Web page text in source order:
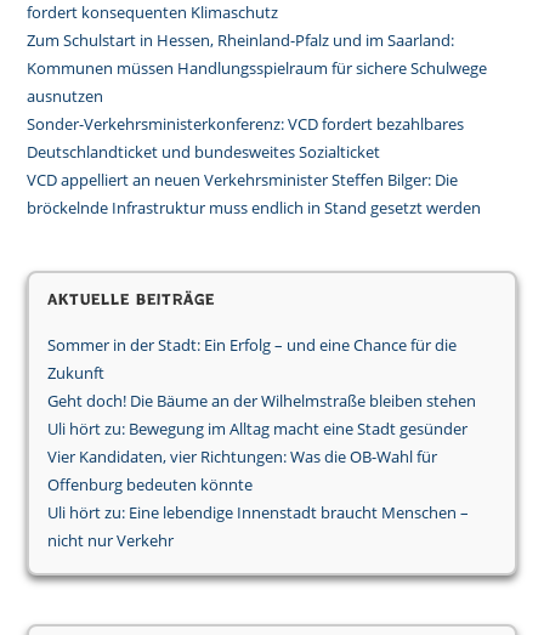
fordert konsequenten Klimaschutz
Zum Schulstart in Hessen, Rheinland-Pfalz und im Saarland:
Kommunen müssen Handlungsspielraum für sichere Schulwege
ausnutzen
Sonder-Verkehrsministerkonferenz: VCD fordert bezahlbares
Deutschlandticket und bundesweites Sozialticket
VCD appelliert an neuen Verkehrsminister Steffen Bilger: Die
bröckelnde Infrastruktur muss endlich in Stand gesetzt werden
Aktuelle Beiträge
Sommer in der Stadt: Ein Erfolg – und eine Chance für die
Zukunft
Geht doch! Die Bäume an der Wilhelmstraße bleiben stehen
Uli hört zu: Bewegung im Alltag macht eine Stadt gesünder
Vier Kandidaten, vier Richtungen: Was die OB-Wahl für
Offenburg bedeuten könnte
Uli hört zu: Eine lebendige Innenstadt braucht Menschen –
nicht nur Verkehr